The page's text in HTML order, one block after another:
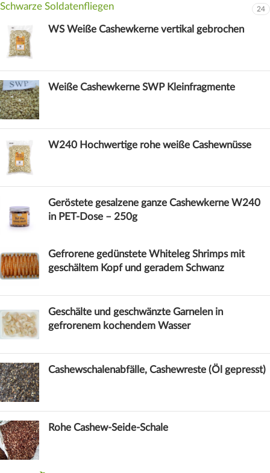
Schwarze Soldatenfliegen 24
WS Weiße Cashewkerne vertikal gebrochen
Weiße Cashewkerne SWP Kleinfragmente
W240 Hochwertige rohe weiße Cashewnüsse
Geröstete gesalzene ganze Cashewkerne W240
in PET-Dose – 250g
Gefrorene gedünstete Whiteleg Shrimps mit
geschältem Kopf und geradem Schwanz
Geschälte und geschwänzte Garnelen in
gefrorenem kochendem Wasser
Cashewschalenabfälle, Cashewreste (Öl gepresst)
Rohe Cashew-Seide-Schale